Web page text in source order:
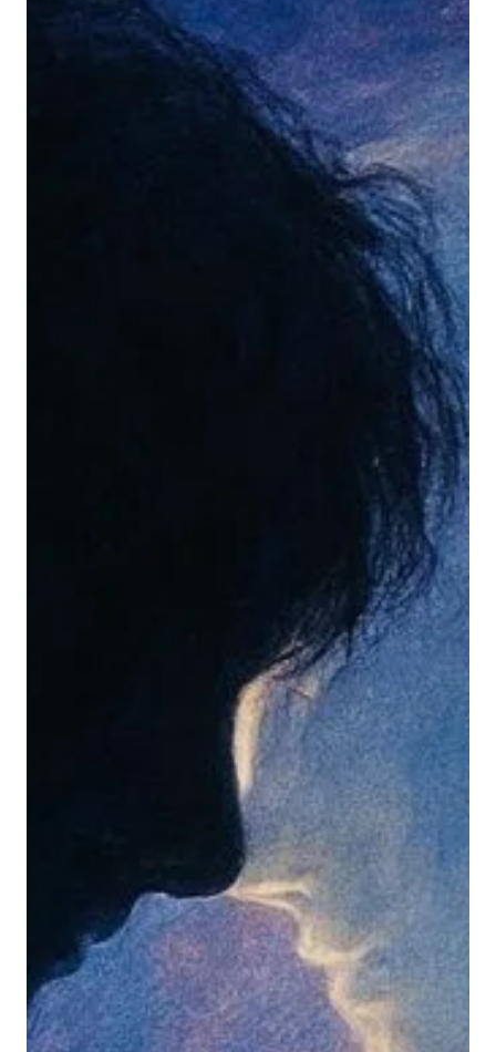
Оноос өмнө эхлүүлээд уншиж дуусаагүй 2 номоо
уншиж ду усгалаа. I'm going through a break-up. I was.
Үүнийг утга төгөлдөр монгол хэлэндээ яаж
орчуулахаа мэдэхгүй юм даа. Би хүнээс салж байгаа,
салсаар байгаа. Энэ номуудыг тийм л зорилготой
уншиж эхэлсэн. Салалтын талаар гардаг. Уншаад
дууссаны эцэст зүрх минь эдгэрсэн байх болов уу,
ямар нэгэн асуултын хариулт олдох болов уу гэж
Talk to Someone" by Lori Gottlieb ба "Good mat